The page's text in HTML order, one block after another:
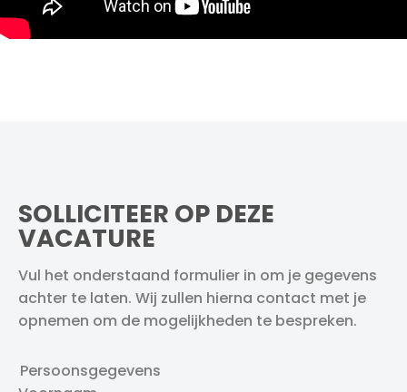
SOLLICITEER OP DEZE
VACATURE
Vul het onderstaand formulier in om je gegevens
achter te laten. Wij zullen hierna contact met je
opnemen om de mogelijkheden te bespreken.
Persoonsgegevens